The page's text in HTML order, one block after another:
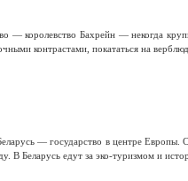
— королевство Бахрейн — некогда
контрастами, покататься на
— государство в центре Европы.
В Беларусь едут за эко-туризмом и